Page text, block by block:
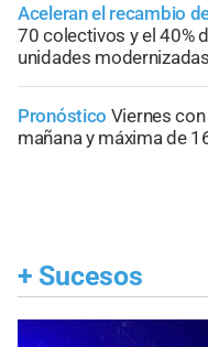
Aceleran el recambio
70 colectivos y el 40%
unidades modernizadas
Pronóstico Viernes
mañana y máxima de
+ Sucesos